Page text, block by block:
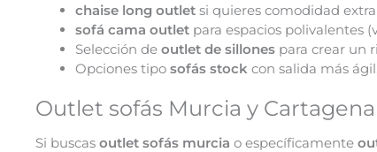
chaise long outlet si quieres comodidad
sofá cama outlet para espacios polivalentes
Selección de outlet de sillones para crear un
Opciones tipo sofás stock con salida más
Outlet sofás Murcia y Cartagena
Si buscas outlet sofás murcia o específicamente